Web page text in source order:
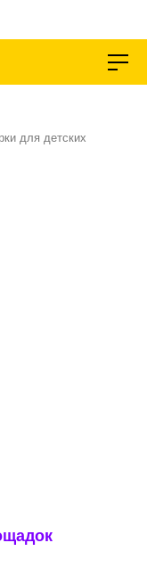
для детских